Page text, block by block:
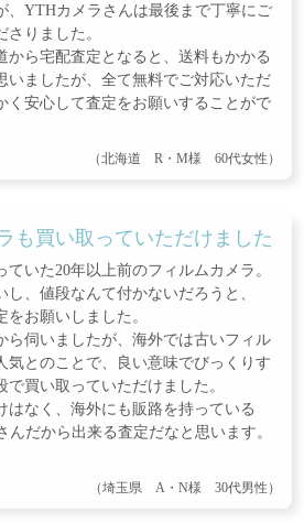
、YTHカメラさんは最後まで丁寧にご
さりました。
から宅配査定となると、送料もかかる
いましたが、全て無料でご対応いただ
く安心して査定をお願いすることがで
（北海道 R・M様 60代女性）
も買い取っていただけました
ていた20年以上前のフィルムカメラ。
し、値段なんて付かないだろうと、
をお願いしました。
ら伺いましたが、海外では古いフィル
気とのことで、良い意味でびっくりす
で買い取っていただけました。
はなく、海外にも販路を持っている
んだから出来る査定だなと思います。
（埼玉県 A・N様 30代男性）